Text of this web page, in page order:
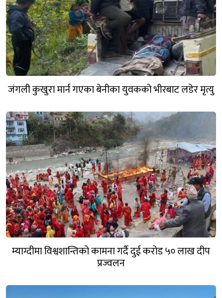
जंगली कुखुरा मार्न गएका बेनीका युवकको भीरबाट लडेर मृत्यु
म्याग्दीमा विश्वशान्तिको कामना गर्दै दुई करोड ५० लाख दीप
प्रज्वलन